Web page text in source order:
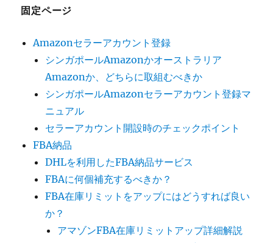
固定ページ
Amazonセラーアカウント登録
シンガポールAmazonかオーストラリア
Amazonか、どちらに取組むべきか
シンガポールAmazonセラーアカウント登録マ
ニュアル
セラーアカウント開設時のチェックポイント
FBA納品
DHLを利用したFBA納品サービス
FBAに何個補充するべきか？
FBA在庫リミットをアップにはどうすれば良い
か？
アマゾンFBA在庫リミットアップ詳細解説